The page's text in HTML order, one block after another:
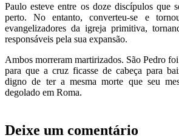
Paulo esteve entre os doze discípulos que
perto. No entanto, converteu-se e
evangelizadores da igreja primitiva,
responsáveis pela sua expansão.
Ambos morreram martirizados. São Pedro
para que a cruz ficasse de cabeça para
digno de ter a mesma morte que seu
degolado em Roma.
Deixe um comentário